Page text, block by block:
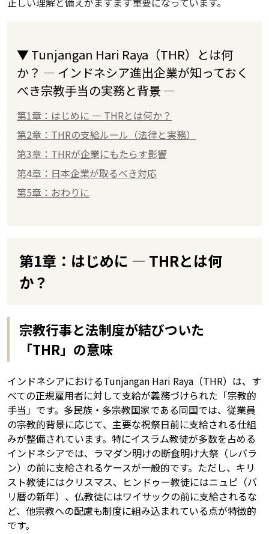
▼ Tunjangan Hari Raya（THR）とは何
か？ ― インドネシア進出企業が知っておく
べき宗教手当の実務と背景 ―
第1章：はじめに — THRとは何か？
第2章：THRの支給ルール（法律と実務）
第3章：THRが企業にもたらす影響
第4章：日本企業が取るべき対応
第5章：おわりに
第1章：はじめに — THRとは何
か？
宗教行事と法制度が結びついた
「THR」の意味
インドネシアにおけるTunjangan Hari Raya（THR）は、す
べての正規雇用者に対して支給が義務づけられた「宗教的
手当」です。多民族・多宗教国家である同国では、従業員
の宗教的背景に応じて、主要な祝祭日前に支給される仕組
みが整備されています。特にイスラム教徒が多数を占める
インドネシアでは、ラマダン明けの断食明け大祭（レバラ
ン）の前に支給されるケースが一般的です。ただし、キリ
スト教徒にはクリスマス、ヒンドゥー教徒にはニュピ（バ
リ暦の新年）、仏教徒にはワイサックの前に支給されるな
ど、他宗教への配慮も制度に組み込まれている点が特徴的
です。